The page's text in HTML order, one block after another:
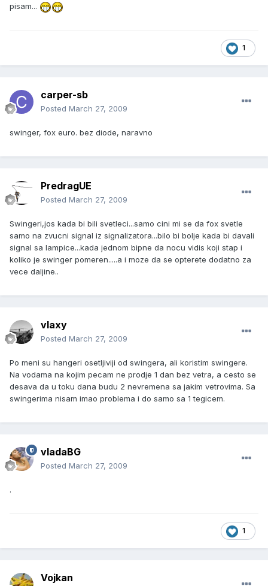
pisam...
1
carper-sb
Posted March 27, 2009
swinger, fox euro. bez diode, naravno
PredragUE
Posted March 27, 2009
Swingeri,jos kada bi bili svetleci...samo cini mi se da fox svetle
samo na zvucni signal iz signalizatora...bilo bi bolje kada bi davali
signal sa lampice...kada jednom bipne da nocu vidis koji stap i
koliko je swinger pomeren.....a i moze da se opterete dodatno za
vece daljine..
vlaxy
Posted March 27, 2009
Po meni su hangeri osetljiviji od swingera, ali koristim swingere.
Na vodama na kojim pecam ne prodje 1 dan bez vetra, a cesto se
desava da u toku dana budu 2 nevremena sa jakim vetrovima. Sa
swingerima nisam imao problema i do samo sa 1 tegicem.
vladaBG
Posted March 27, 2009
.
1
Vojkan